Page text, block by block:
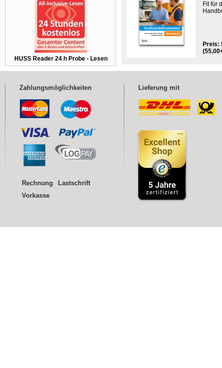
HUSS Reader 24 h Probe - Lesen
Fit für
Preis:
Zahlungsmöglichkeiten
Rechnung
Lastschrift
Vorkasse
Lieferung mit